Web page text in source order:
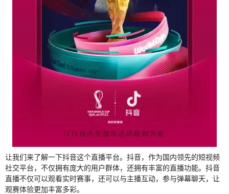
让我们来了解一下抖音这个直播平台。抖音，作为国内领先的短视频
社交平台，不仅拥有庞大的用户群体，还拥有丰富的直播功能。抖音
直播不仅可以观看实时赛事，还可以与主播互动，参与弹幕聊天，让
观赛体验更加丰富多彩。